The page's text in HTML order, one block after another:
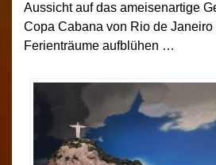
Aussicht auf das ameisenartige
Copa Cabana von Rio de
Ferienträume aufblühen …